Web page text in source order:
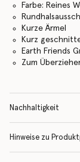
Farbe: Reines
Kurze Ärmel
Kurz
Earth Friends
Zum
Nachhaltigkeit
Hinweise zu